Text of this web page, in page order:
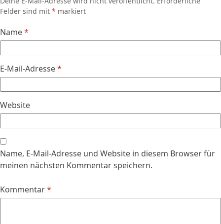
Felder sind mit * markiert
Name*
E-Mail-Adresse*
Website
Name, E-Mail-Adresse und Website in diesem Browser für
meinen nächsten Kommentar speichern.
Kommentar*